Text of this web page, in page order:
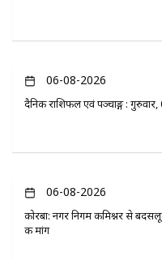
06-08-2026
दैनिक राशिफल एवं पञ्चाङ्ग :
06-08-2026
कोरबा: नगर निगम कमिश्नर से
की मांग